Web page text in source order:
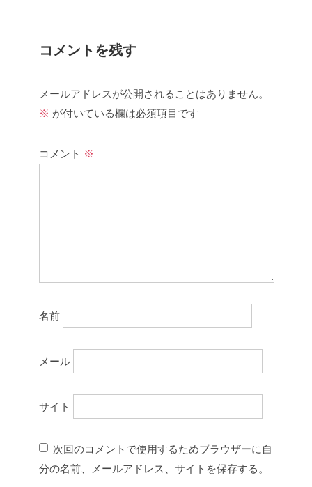
コメントを残す
メールアドレスが公開されることはありません。
※ が付いている欄は必須項目です
コメント ※
名前
メール
サイト
次回のコメントで使用するためブラウザーに自
分の名前、メールアドレス、サイトを保存する。